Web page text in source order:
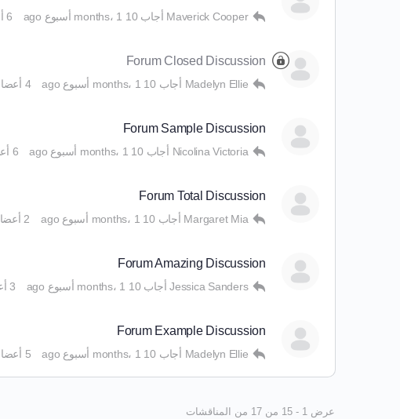
Maverick Cooper أجاب 10 months، 1 أسبوع ago 6 أعضاء
Forum Closed Discussion
Madelyn Ellie أجاب 10 months، 1 أسبوع ago 4 أعضاء
Forum Sample Discussion
Nicolina Victoria أجاب 10 months، 1 أسبوع ago 6 أعضاء
Forum Total Discussion
Margaret Mia أجاب 10 months، 1 أسبوع ago 2 أعضاء
Forum Amazing Discussion
Jessica Sanders أجاب 10 months، 1 أسبوع ago 3 أعضاء
Forum Example Discussion
Madelyn Ellie أجاب 10 months، 1 أسبوع ago 5 أعضاء
عرض 1 - 15 من 17 من المناقشات